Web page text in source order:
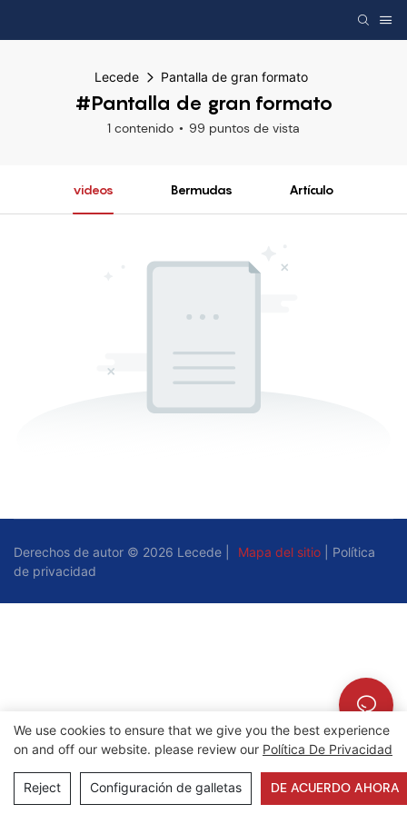
Lecede Pantalla de gran formato
#Pantalla de gran formato
1 contenido 99 puntos de vista
videos Bermudas Artículo
Derechos de autor © 2026 Lecede | Mapa del sitio
Política
de privacidad
We use cookies to ensure that we give you the best experience
on and off our website. please review our Política De Privacidad
Reject Configuración de galletas DE ACUERDO AHORA